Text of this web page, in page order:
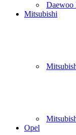
Daewoo
Mitsubishi
Opel